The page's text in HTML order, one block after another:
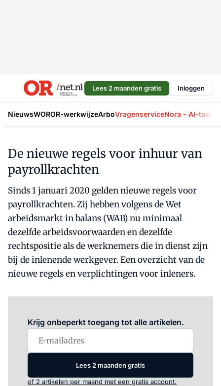
Lees 2 maanden gratis Inloggen
NieuwsWOROR-werkwijzeArboVragenserviceNora - AI-tool
De nieuwe regels voor inhuur van
payrollkrachten
Sinds 1 januari 2020 gelden nieuwe regels voor
payrollkrachten. Zij hebben volgens de Wet
arbeidsmarkt in balans (WAB) nu minimaal
dezelfde arbeidsvoorwaarden en dezelfde
rechtspositie als de werknemers die in dienst zijn
bij de inlenende werkgever. Een overzicht van de
nieuwe regels en verplichtingen voor inleners.
Krijg onbeperkt toegang tot alle artikelen.
Lees 2 maanden gratis
of 2 artikelen per maand met een gratis account.